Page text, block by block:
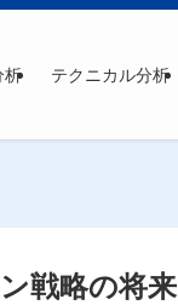
析 テクニカル分析
戦略の将来